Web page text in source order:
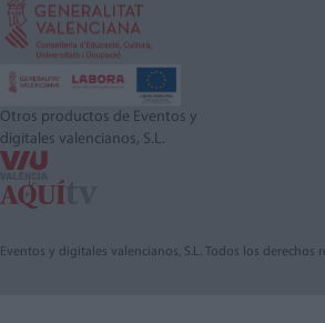
Otros productos de Eventos y
digitales valencianos, S.L.
Eventos y digitales valencianos, S.L. Todos los derechos